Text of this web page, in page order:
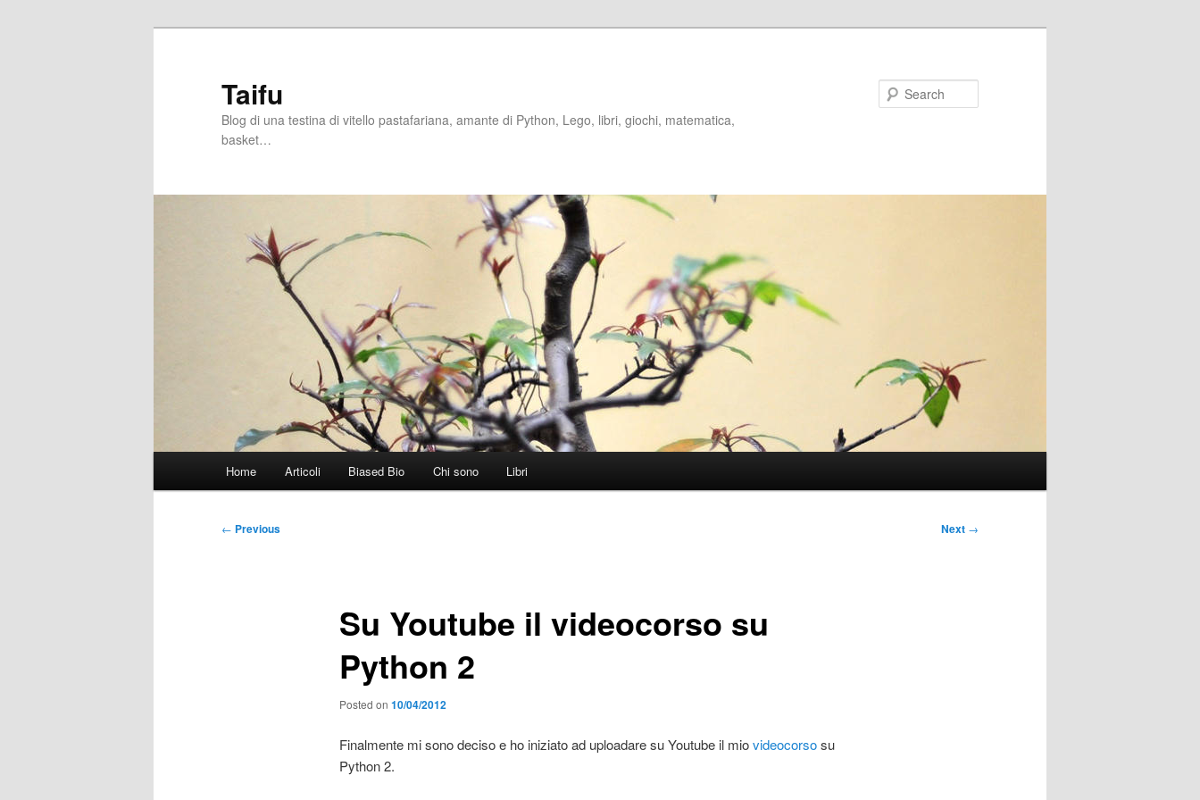
Taifu
Blog di una testina di vitello pastafariana, amante di Python, Lego, libri, giochi, matematica,
basket…
Home Articoli Biased Bio Chi sono Libri
Post
← Previous Next →
Su Youtube il videocorso su
Python 2
Posted on 10/04/2012
Finalmente mi sono deciso e ho iniziato ad uploadare su Youtube il miovideocorsosu
Python 2.